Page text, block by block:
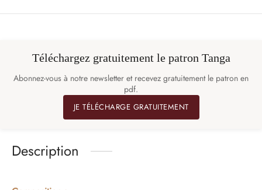
Téléchargez gratuitement le patron Tanga
Abonnez-vous à notre newsletter et recevez gratuitement le patron en
pdf.
JE TÉLÉCHARGE GRATUITEMENT
Description